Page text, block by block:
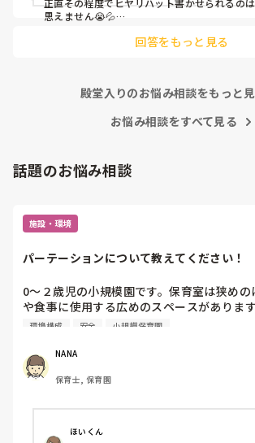
正直その程度でヒヤリハット書かせられるの
思えません😭💦
回答をもっと見る
殿堂入りのお悩み相談をもっと
お悩み相談をすべて見る
話題のお悩み相談
施設・環境
パーテーションについて教えてください！
0〜２歳児の小規模園です。保育室は狭め
や食事に使用する広めのスペースがありま
り回ったりして落ち着かないので、活動に
うな素材で軽いので、ちょっと体が当たる
まり立ちが不安定な子にとっては共倒れに
す。かと言って固定してしまうと活動によ
しっかりした重いものを置いていましたが
い勝手が悪く、子どもがぶつかって倒れた
環境構成 安全 小規模保育園
NANA
保育士, 保育園
ほいくん